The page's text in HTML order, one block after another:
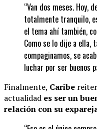
“Van dos meses. Hoy,
totalmente tranquilo,
el tema ahí también,
Como se lo dije a ella,
compaginamos, se
luchar por ser buenos
Finalmente, Caribe
actualidad es ser un
relación con su